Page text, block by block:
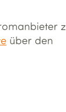
über den